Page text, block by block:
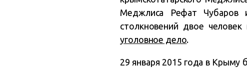
Меджлиса Рефат Чубаров
столкновений двое
уголовное дело.
29 января 2015 года в Крыму